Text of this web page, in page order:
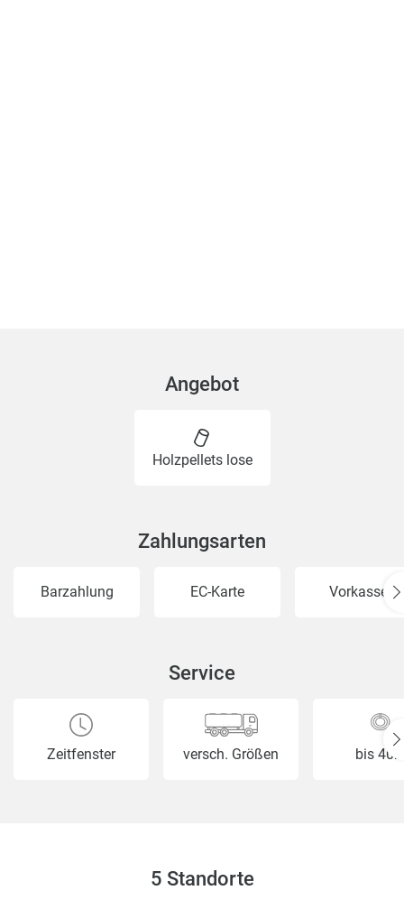
Angebot
Holzpellets lose
Zahlungsarten
Barzahlung EC-Karte Vorkasse
Service
Zeitfenster versch. Größen bis
5 Standorte